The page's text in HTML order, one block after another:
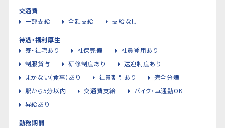
交通費
一部支給
全額支給 支給なし
待遇・福利厚生
寮・社宅あり
社保完備
社員登用あり
制服貸与
研修制度あり
送迎制度あり
まかない（食事）あり
社員割引あり
完全分煙
駅から5分以内
交通費支給
バイク・車通勤OK
昇給あり
勤務期間